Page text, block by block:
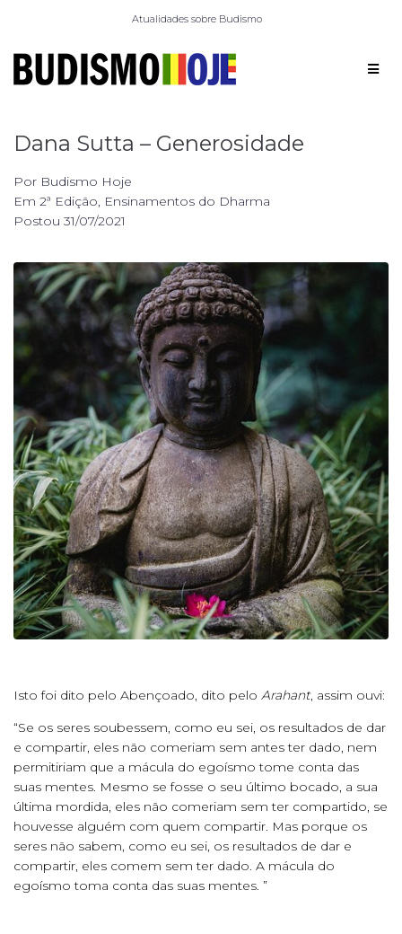
Atualidades sobre Budismo
Dana Sutta – Generosidade
Por Budismo Hoje
Em 2ª Edição, Ensinamentos do Dharma
Postou 31/07/2021
Isto foi dito pelo Abençoado, dito pelo Arahant, assim ouvi:
“Se os seres soubessem, como eu sei, os resultados de dar
e compartir, eles não comeriam sem antes ter dado, nem
permitiriam que a mácula do egoísmo tome conta das
suas mentes. Mesmo se fosse o seu último bocado, a sua
última mordida, eles não comeriam sem ter compartido, se
houvesse alguém com quem compartir. Mas porque os
seres não sabem, como eu sei, os resultados de dar e
compartir, eles comem sem ter dado. A mácula do
egoísmo toma conta das suas mentes. ”